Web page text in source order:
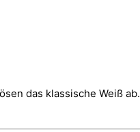
das klassische Weiß ab.